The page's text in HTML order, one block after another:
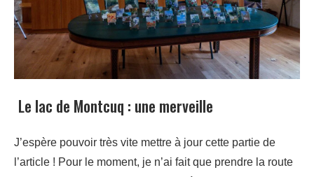
Le lac de Montcuq : une merveille
J’espère pouvoir très vite mettre à jour cette partie de
l’article ! Pour le moment, je n’ai fait que prendre la route